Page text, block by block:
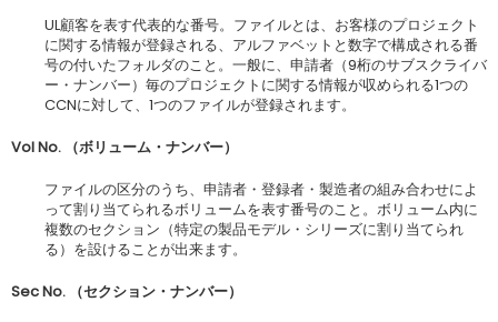
UL顧客を表す代表的な番号。ファイルとは、お客様のプロジェクト
に関する情報が登録される、アルファベットと数字で構成される番
号の付いたフォルダのこと。一般に、申請者（9桁のサブスクライバ
ー・ナンバー）毎のプロジェクトに関する情報が収められる1つの
CCNに対して、1つのファイルが登録されます。
Vol No. （ボリューム・ナンバー）
ファイルの区分のうち、申請者・登録者・製造者の組み合わせによ
って割り当てられるボリュームを表す番号のこと。ボリューム内に
複数のセクション（特定の製品モデル・シリーズに割り当てられ
る）を設けることが出来ます。
Sec No. （セクション・ナンバー）